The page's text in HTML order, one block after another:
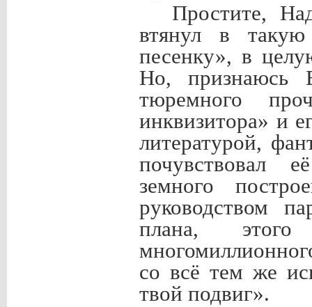
Простите,
втянул в
песенку», в
Но, признаюсь
тюремного
инквизитора» и
литературой,
почувствовал
земного
руководством
плана,
со всё тем же
твой подвиг».